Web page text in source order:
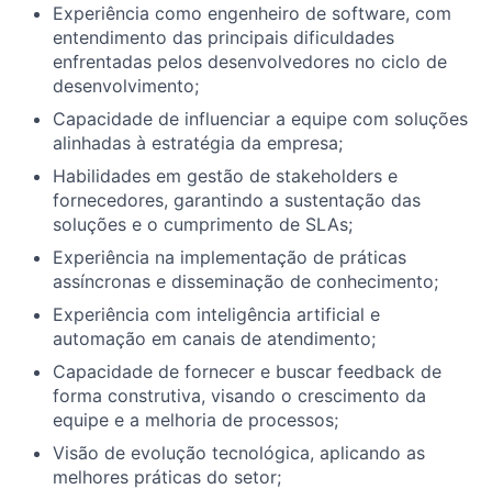
Experiência como engenheiro de software, com
entendimento das principais dificuldades
enfrentadas pelos desenvolvedores no ciclo de
desenvolvimento;
Capacidade de influenciar a equipe com soluções
alinhadas à estratégia da empresa;
Habilidades em gestão de stakeholders e
fornecedores, garantindo a sustentação das
soluções e o cumprimento de SLAs;
Experiência na implementação de práticas
assíncronas e disseminação de conhecimento;
Experiência com inteligência artificial e
automação em canais de atendimento;
Capacidade de fornecer e buscar feedback de
forma construtiva, visando o crescimento da
equipe e a melhoria de processos;
Visão de evolução tecnológica, aplicando as
melhores práticas do setor;